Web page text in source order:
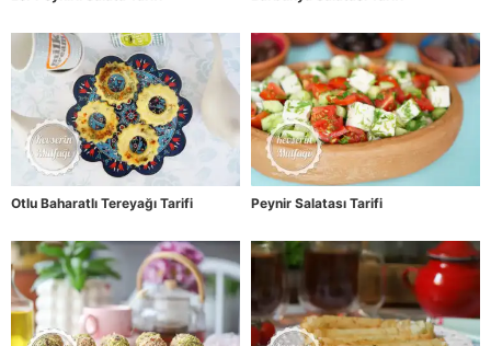
Otlu Baharatlı Tereyağı Tarifi Peynir Salatası Tarifi